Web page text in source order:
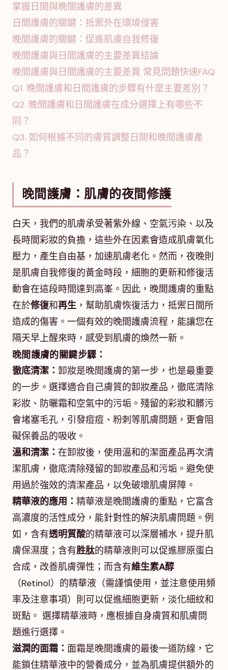
掌握日間與晚間護膚的差異
日間護膚的關鍵：抵禦外在環境侵害
晚間護膚的關鍵：促進肌膚自我修復
晚間護膚與日間護膚的主要差異結論
晚間護膚與日間護膚的主要差異 常見問題快速FAQ
Q1. 晚間護膚和日間護膚的步驟有什麼主要差別？
Q2. 晚間護膚和日間護膚在成分選擇上有哪些不
同？
Q3. 如何根據不同的膚質調整日間和晚間護膚產
品？
晚間護膚：肌膚的夜間修護
白天，我們的肌膚承受著紫外線、空氣污染、以及
長時間彩妝的負擔，這些外在因素會造成肌膚氧化
壓力，產生自由基，加速肌膚老化。然而，夜晚則
是肌膚自我修復的黃金時段，細胞的更新和修復活
動會在這段時間達到高峯。因此，晚間護膚的重點
在於修復和再生 ，幫助肌膚恢復活力，抵禦日間所
造成的傷害。一個有效的晚間護膚流程，能讓您在
隔天早上醒來時，感受到肌膚的煥然一新。
晚間護膚的關鍵步驟：
徹底清潔： 卸妝是晚間護膚的第一步，也是最重要
的一步。選擇適合自己膚質的卸妝產品，徹底清除
彩妝、防曬霜和空氣中的污垢。殘留的彩妝和髒污
會堵塞毛孔，引發痘痘、粉刺等肌膚問題，更會阻
礙保養品的吸收。
溫和清潔： 在卸妝後，使用溫和的潔面產品再次清
潔肌膚，徹底清除殘留的卸妝產品和污垢。避免使
用過於強效的清潔產品，以免破壞肌膚屏障。
精華液的應用： 精華液是晚間護膚的重點，它富含
高濃度的活性成分，能針對性的解決肌膚問題。例
如，含有透明質酸的精華液可以深層補水，提升肌
膚保濕度；含有胜肽的精華液則可以促進膠原蛋白
合成，改善肌膚彈性；而含有維生素A醇
（Retinol）的精華液（需謹慎使用，並注意使用頻
率及注意事項）則可以促進細胞更新，淡化細紋和
斑點。 選擇精華液時，應根據自身膚質和肌膚問
題進行選擇。
滋潤的面霜： 面霜是晚間護膚的最後一道防線，它
能鎖住精華液中的營養成分，並為肌膚提供額外的